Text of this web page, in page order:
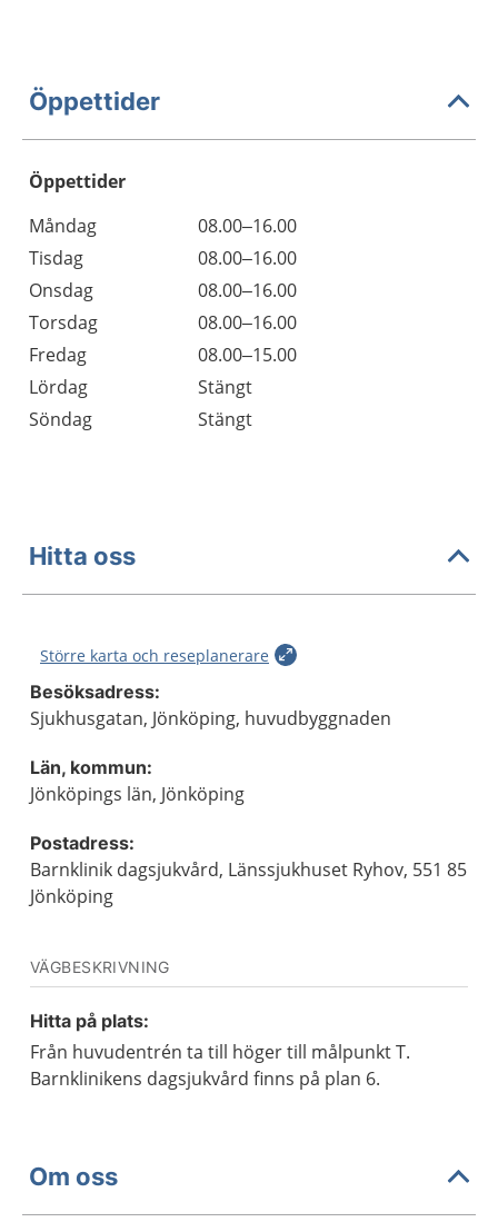
Öppettider
Öppettider
Dag
Öppettider
Kommentarer
Måndag
08.00–16.00
Tisdag
08.00–16.00
Onsdag
08.00–16.00
Torsdag
08.00–16.00
Fredag
08.00–15.00
Lördag
Stängt
Söndag
Stängt
Hitta oss
Större karta och reseplanerare
Besöksadress:
Sjukhusgatan, Jönköping, huvudbyggnaden
Län, kommun:
Jönköpings län, Jönköping
Postadress:
Barnklinik dagsjukvård, Länssjukhuset Ryhov, 551 85
Jönköping
VÄGBESKRIVNING
Hitta på plats:
Från huvudentrén ta till höger till målpunkt T.
Barnklinikens dagsjukvård finns på plan 6.
Om oss